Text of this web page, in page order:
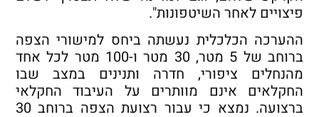
פיצויים לאחר השיטפונות".
ההערכה הכלכלית נעשתה ביחס למישורי הצפה
ברוחב של 5 מטר, 30 מטר ו-100 מטר לכל אחד
מהנחלים ציפורי, חדרה ותנינים במצב שבו
החקלאים אינם מוותרים על העיבוד החקלאי
ברצועה. נמצא כי עבור רצועת הצפה ברוחב 30